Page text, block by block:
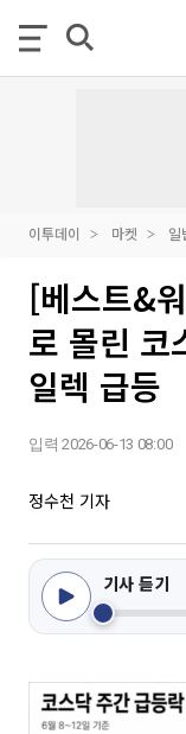
이투데이 마켓 일
[베스트&
로 몰린 코
일렉 급등
입력 2026-06-13 08:00
정수천 기자
기사 듣기